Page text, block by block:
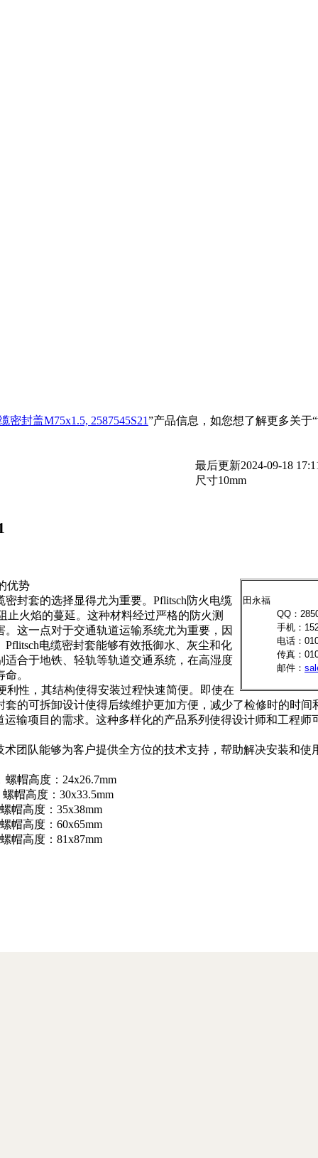
密封盖M75x1.5, 2587545S21”产品信息，如您想了解更多关于“
最后更新2024-09-18
尺寸10mm
田永福
QQ：
手机：
电话：
传真：
邮件：
优势
封套的选择显得尤为重要。Pflitsch防火电缆
止火焰的蔓延。这种材料经过严格的防火测
这一点对于交通轨道运输系统尤为重要，因
电缆密封套能够有效抵御水、灰尘和化
合于地铁、轻轨等轨道交通系统，在高湿度
。
利性，其结构使得安装过程快速简便。即使在
的可拆卸设计使得后续维护更加方便，减少了检修时的时间
输项目的需求。这种多样化的产品系列使得设计师和工程
团队能够为客户提供全方位的技术支持，帮助解决安装和
螺帽高度：24x26.7mm
螺帽高度：30x33.5mm
帽高度：35x38mm
帽高度：60x65mm
帽高度：81x87mm